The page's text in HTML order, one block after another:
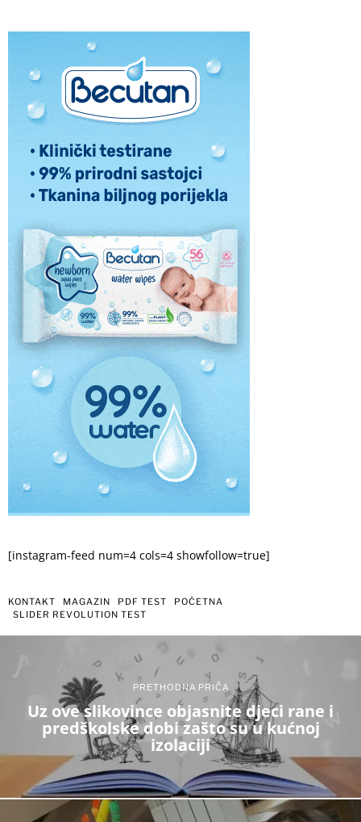
[instagram-feed num=4 cols=4 showfollow=true]
KONTAKT MAGAZIN PDF TEST
POČETNA
SLIDER REVOLUTION TEST
PRETHODNA PRIČA
Uz ove slikovince objasnite djeci rane i
predškolske dobi zašto su u kućnoj
izolaciji